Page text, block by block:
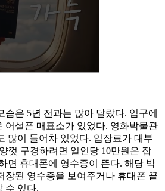
습은 5년 전과는 많아 달랐다. 입구에
어설픈 매표소가 있었다. 영화박물관
많이 들어차 있었다. 입장료가 대부
껏 구경하려면 일인당 10만원은 잡
면 휴대폰에 영수증이 뜬다. 해당 박
장된 영수증을 보여주거나 휴대폰 끝
수 있다.